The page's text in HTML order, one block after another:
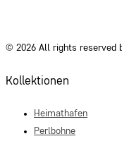
© 2026 All rights reserved
Kollektionen
Heimathafen
Perlbohne